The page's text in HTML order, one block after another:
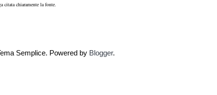
citata chiaramente la fonte.
Semplice. Powered by Blogger.